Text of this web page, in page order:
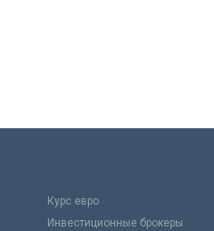
Курс евро
Инвестиционные брокеры